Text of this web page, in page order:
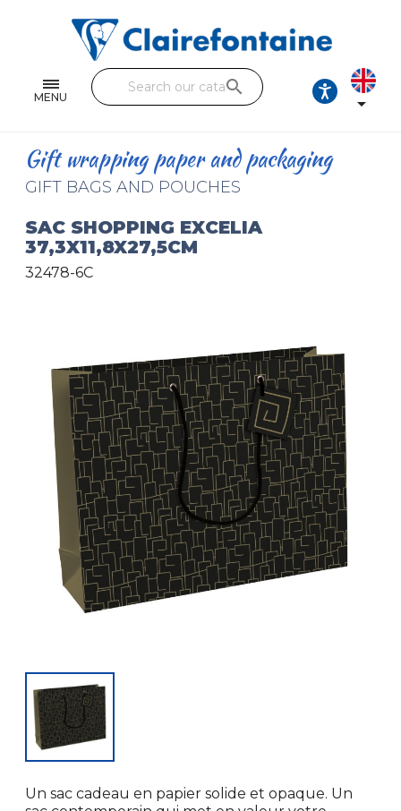
MENU
Single and double sheets
Fine arts
Handicraft
Pencil cases & Leather goods
search

Gift wrapping paper and packaging
GIFT BAGS AND POUCHES
SAC SHOPPING EXCELIA
37,3X11,8X27,5CM
32478-6C
Un sac cadeau en papier solide et opaque. Un